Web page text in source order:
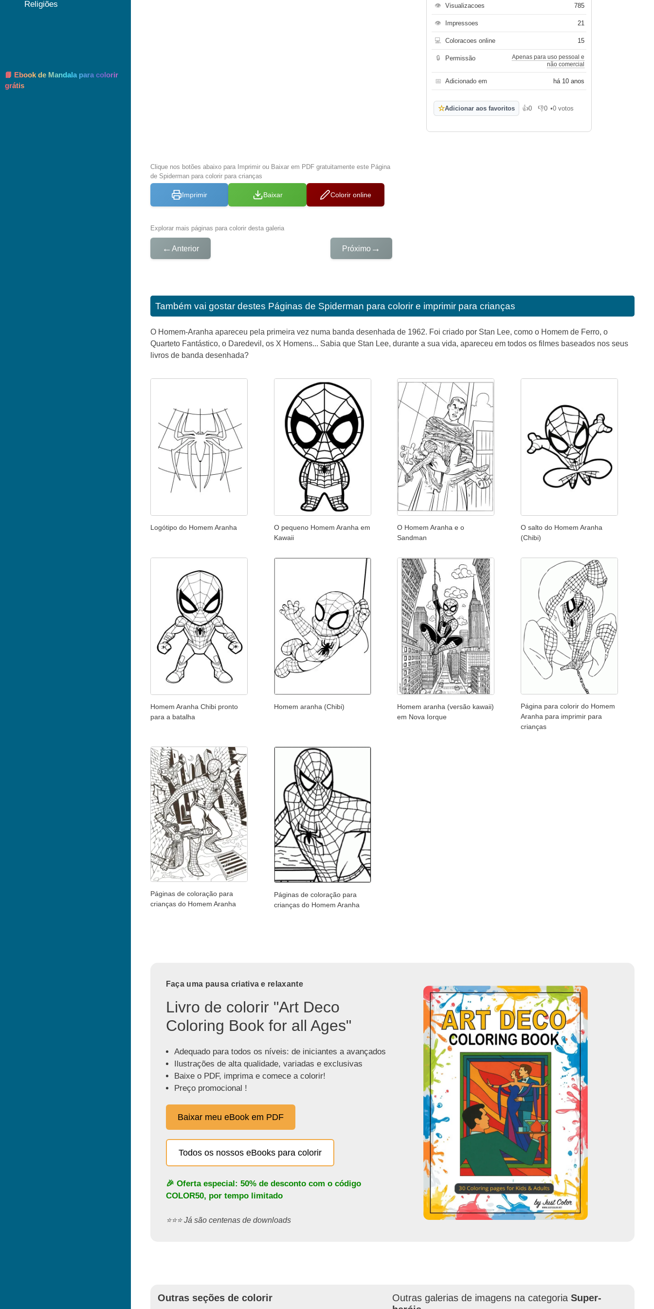
Clique nos botões abaixo para Imprimir ou Baixar em PDF gratuitamente este Página
de Spiderman para colorir para crianças
Imprimir Baixar Colorir online
Explorar mais páginas para colorir desta galeria
← Anterior Próximo →
👁 Visualizacoes 785
👁 Impressoes 21
💻 Coloracoes online 15
🔒 Permissão
Apenas para uso pessoal e
não comercial
📅 Adicionado em há 10 anos
☆Adicionar aos favoritos 👍0
Gosto 👎0
Não gosto
•0 votos
Também vai gostar destes Páginas de Spiderman para colorir e imprimir para crianças
O Homem-Aranha apareceu pela primeira vez numa banda desenhada de 1962. Foi criado por Stan Lee, como o Homem de Ferro, o
Quarteto Fantástico, o Daredevil, os X Homens... Sabia que Stan Lee, durante a sua vida, apareceu em todos os filmes baseados nos seus
livros de banda desenhada?
Logótipo do Homem Aranha
O pequeno Homem Aranha em
Kawaii
O Homem Aranha e o
Sandman
O salto do Homem Aranha
(Chibi)
Homem Aranha Chibi pronto
para a batalha
Homem aranha (Chibi)
Homem aranha (versão kawaii)
em Nova Iorque
Página para colorir do Homem
Aranha para imprimir para
crianças
Páginas de coloração para
crianças do Homem Aranha
Páginas de coloração para
crianças do Homem Aranha
Faça uma pausa criativa e relaxante
Livro de colorir "Art Deco
Coloring Book for all Ages"
Adequado para todos os níveis: de iniciantes a avançados
Ilustrações de alta qualidade, variadas e exclusivas
Baixe o PDF, imprima e comece a colorir!
Preço promocional !
Baixar meu eBook em PDF
Todos os nossos eBooks para colorir
🎉 Oferta especial: 50% de desconto com o código
COLOR50, por tempo limitado
⭐️⭐️⭐️ Já são centenas de downloads
Outras seções de colorir Outras galerias de imagens na categoriaSuper-
Religiões
📘 Ebook de Mandala para colorir
grátis